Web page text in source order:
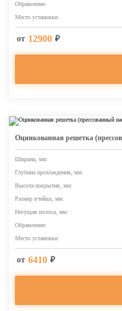
Обрамление:
Место установки:
от 12900 ₽
Оцинкованная решетка
Ширина, мм:
Глубина прохождения, мм:
Высота покрытия, мм:
Размер ячейки, мм:
Несущая полоса, мм:
Обрамление:
Место установки:
от 6410 ₽